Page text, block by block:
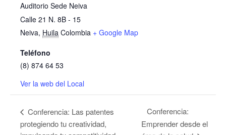
Auditorio Sede Neiva
Calle 21 N. 8B - 15
Neiva, Huila Colombia + Google Map
Teléfono
(8) 874 64 53
Ver la web del Local
Conferencia: Las patentes
protegiendo tu creatividad,
Conferencia:
Emprender desde el